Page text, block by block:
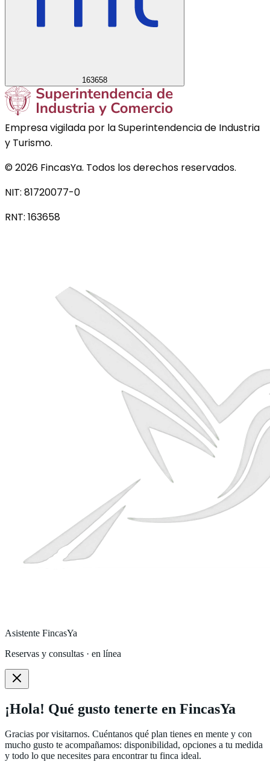
163658
Empresa vigilada por la Superintendencia de Industria
y Turismo.
©2026 FincasYa. Todos los derechos reservados.
NIT: 81720077-0
RNT: 163658
Asistente FincasYa
Reservas y consultas · en línea
¡Hola! Qué gusto tenerte en FincasYa
Gracias por visitarnos. Cuéntanos qué plan tienes en mente y con
mucho gusto te acompañamos: disponibilidad, opciones a tu medida
y todo lo que necesites para encontrar tu finca ideal.